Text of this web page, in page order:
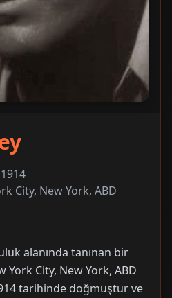
City, New York, ABD
alanında tanınan bir
York City, New York, ABD
tarihinde doğmuştur ve